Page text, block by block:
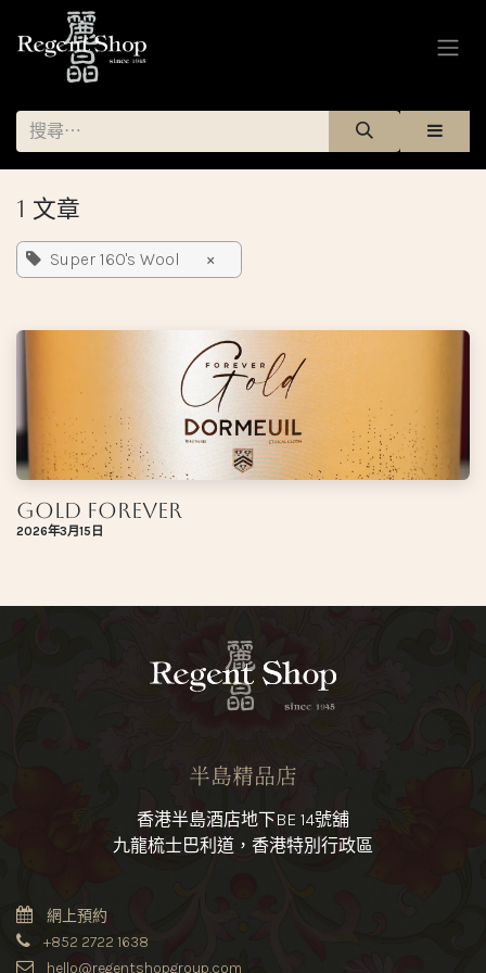
跳至內容
1 文章
Super 160's Wool ×
Gold Forever
2026年3月15日
半島精品店
香港半島酒店地下BE 14號舖
九龍梳士巴利道，香港特別行政區
網上預約
+852 2722 1638
hello@regentshopgroup.com